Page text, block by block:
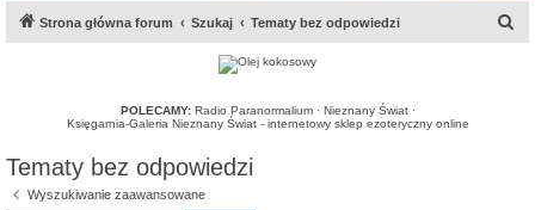
Strona główna forum Szukaj Tematy bez odpowiedzi
POLECAMY: Radio Paranormalium· Nieznany Świat·
Księgarnia-Galeria Nieznany Świat - internetowy sklep ezoteryczny online
Tematy bez odpowiedzi
Wyszukiwanie zaawansowane